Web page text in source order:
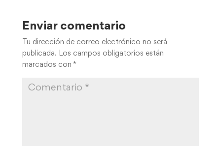
Enviar comentario
Tu dirección de correo electrónico no será
publicada. Los campos obligatorios están
marcados con *